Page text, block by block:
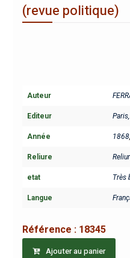
(revue politique)
Auteur
Editeur
Année 1868,
Reliure
etat Très
Langue
Référence : 18345
Ajouter au panier